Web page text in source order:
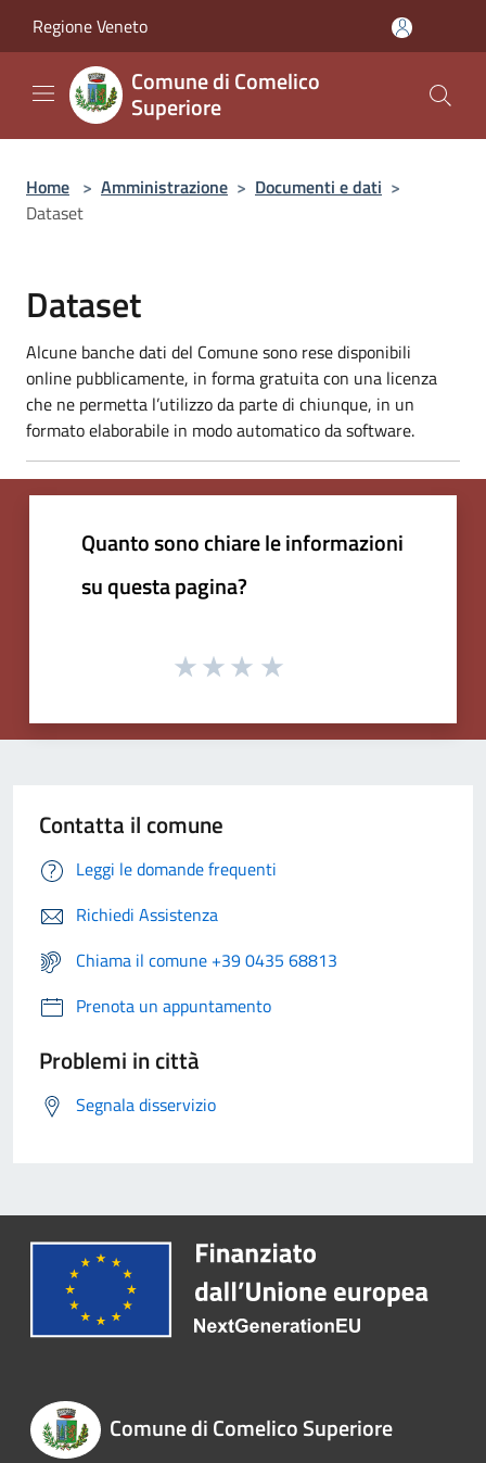
Regione Veneto
Comune di Comelico
Superiore
Home > Amministrazione > Documenti e dati >
Dataset
Dataset
Alcune banche dati del Comune sono rese disponibili
online pubblicamente, in forma gratuita con una licenza
che ne permetta l’utilizzo da parte di chiunque, in un
formato elaborabile in modo automatico da software.
Quanto sono chiare le informazioni
su questa pagina?
Contatta il comune
Leggi le domande frequenti
Richiedi Assistenza
Chiama il comune +39 0435 68813
Prenota un appuntamento
Problemi in città
Segnala disservizio
Comune di Comelico Superiore